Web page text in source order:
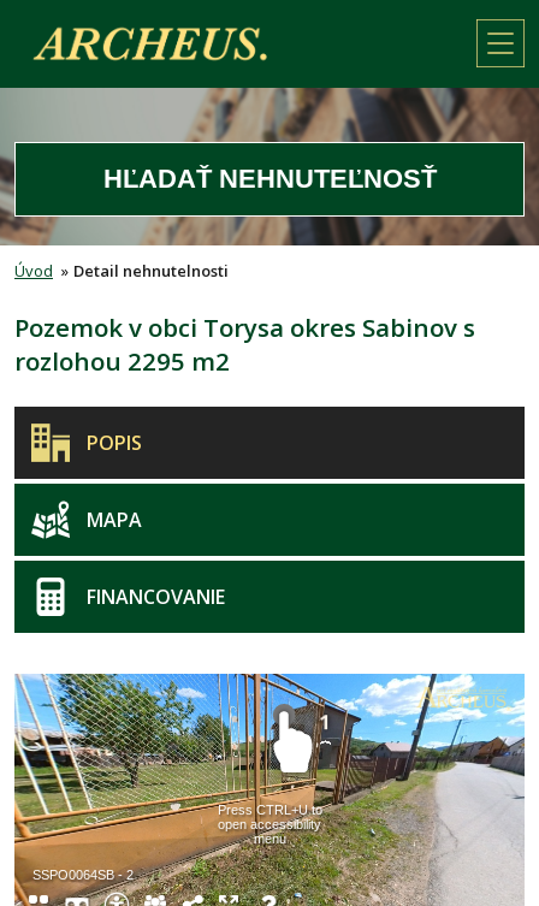
HĽADAŤ NEHNUTEĽNOSŤ
Úvod » Detail nehnutelnosti
Pozemok v obci Torysa okres Sabinov s
rozlohou 2295 m2
POPIS
MAPA
FINANCOVANIE